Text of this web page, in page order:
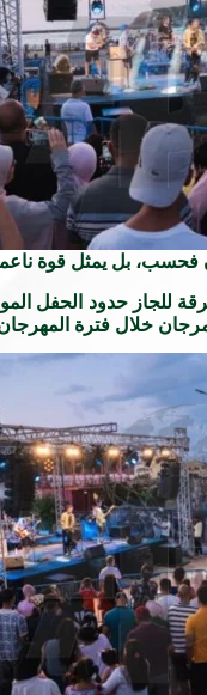
فحسب، بل يمثل قوة
للجاز حدود الحفل
خلال فترة